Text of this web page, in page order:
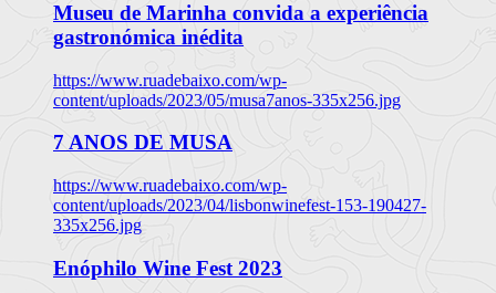
Museu de Marinha convida a experiência
gastronómica inédita
https://www.ruadebaixo.com/wp-
content/uploads/2023/05/musa7anos-335x256.jpg
7 ANOS DE MUSA
https://www.ruadebaixo.com/wp-
content/uploads/2023/04/lisbonwinefest-153-190427-
335x256.jpg
Enóphilo Wine Fest 2023